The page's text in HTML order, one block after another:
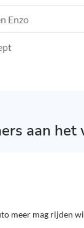
Enzo
aan het
meer mag rijden